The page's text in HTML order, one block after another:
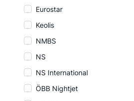
Eurostar
Keolis
NMBS
NS
NS International
ÖBB Nightjet